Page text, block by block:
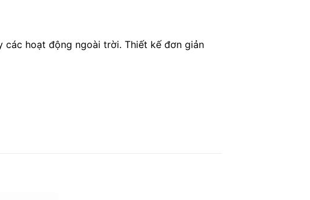
các hoạt động ngoài trời. Thiết kế đơn giản